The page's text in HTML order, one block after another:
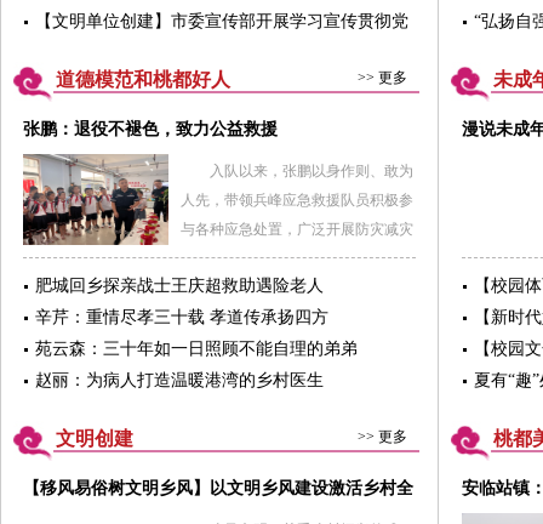
声高唱国歌，表达了对祖国的深情祝
于担当、砥砺奋进的良好精神风貌。
义价值观教育活动，增强了全体税务
干部职工的爱国情感和民族自豪感，
激发全体税务干部以更加饱满的热情
和更加务实的作风积极投身税收事
务工作
【文明单位创建】市委宣传部开展学习宣传贯彻党
道德模范和桃都好人 >> 更多
张鹏：退役不褪色，致力公益救援
入队以来，张鹏以身作则、敢为
人先，带领兵峰应急救援队员积极参
与各种应急处置，广泛开展防灾减灾
志愿服务活动，用实际行动践行
了“对党忠诚、纪律严明、赴汤蹈
火、竭诚为民”的宗旨意识和为民情
怀。退役不褪色，加入兵峰应急救援
队2019年，张鹏因为家庭原因从辅警
看见肥城市兵峰应急救援队招募信
参加的斗志。肥城市兵峰应急救援队
是一个公益性的救援组织，好多时候
肥城回乡探亲战士王庆超救助遇险老人
辛芹：重情尽孝三十载 孝道传承扬四方
苑云森：三十年如一日照顾不能自理的弟弟
赵丽：为病人打造温暖港湾的乡村医生
文明创建 >> 更多
【移风易俗树文明乡风】以文明乡风建设激活乡村全
“弘扬自
动
未成
漫说未成
【校园
这所学
【新时
【校园
神”——
夏有“趣
桃都
安临站镇